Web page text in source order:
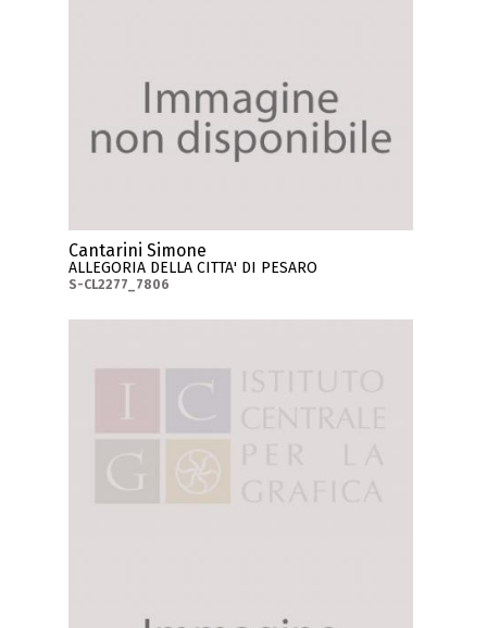
Cantarini Simone
ALLEGORIA DELLA CITTA' DI PESARO
S-CL2277_7806